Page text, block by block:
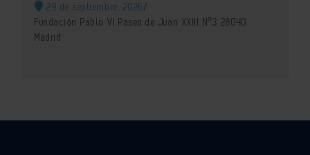
29 de septiembre, 2026/
Fundación Pablo VI Paseo de Juan XXIII Nº3 28040
Madrid